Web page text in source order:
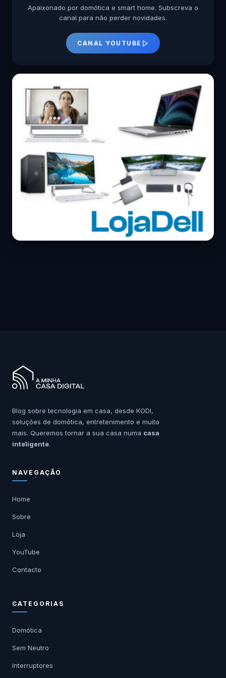
Apaixonado por domótica e smart home. Subscreva o
canal para não perder novidades.
CANAL YOUTUBE
Blog sobre tecnologia em casa, desde KODI,
soluções de domótica, entretenimento e muito
mais. Queremos tornar a sua casa numa casa
inteligente.
NAVEGAÇÃO
Home
Sobre
Loja
YouTube
Contacto
CATEGORIAS
Domótica
Sem Neutro
Interruptores